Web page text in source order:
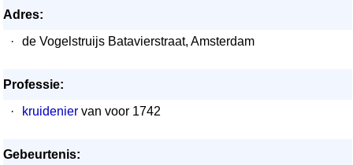
Adres:
·
de Vogelstruijs Batavierstraat, Amsterdam
Professie:
·
kruidenier van voor 1742
Gebeurtenis: